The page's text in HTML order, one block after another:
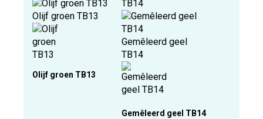
Olijf groen TB13
Olijf groen TB13
TB14
Gemêleerd geel
TB14
Gemêleerd geel TB14